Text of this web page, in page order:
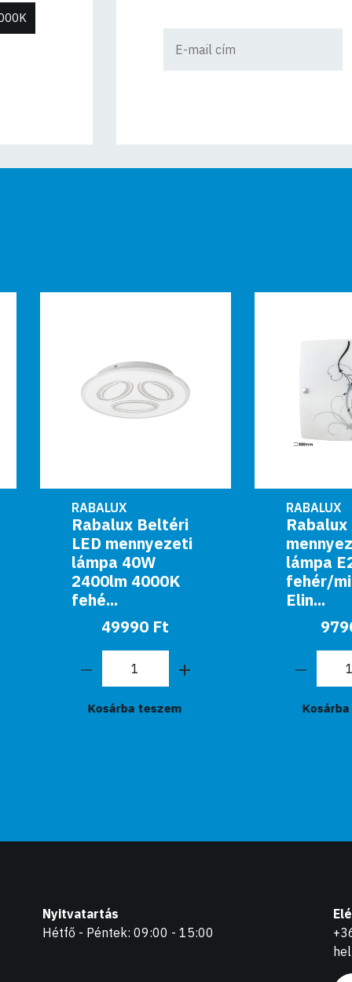
Rabalux Beltéri
LED mennyezeti
lámpa 40W
2400lm 4000K
49990 Ft
Kosárba teszem
Rabalux Beltéri
mennyezeti
lámpa E27 60W
fehér/mintás
Kosárba teszem
Nyitvatartás
Hétfő - Péntek: 09:00 - 15:00